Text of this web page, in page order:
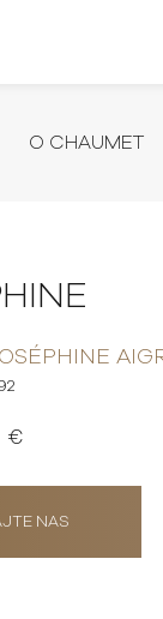
O CHAUMET
€
NAS